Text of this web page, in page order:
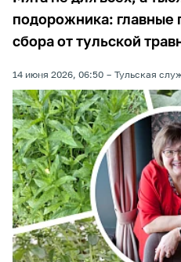
подорожника: главные
сбора от тульской
14 июня 2026, 06:50 Тульская